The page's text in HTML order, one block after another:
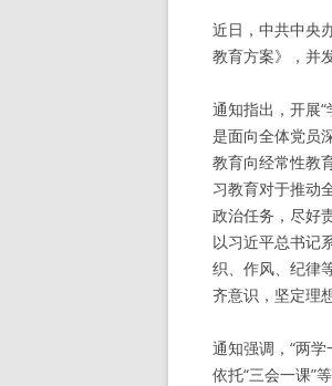
近日，中共中央
教育方案》，并
通知指出，开展
是面向全体党员
教育向经常性教
习教育对于推动
政治任务，尽好
以习近平总书记
织、作风、纪律
齐意识，坚定理
通知强调，“两
依托“三会一课”